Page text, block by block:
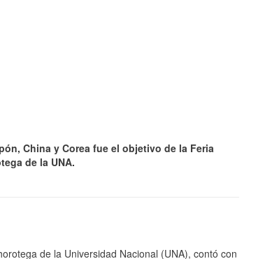
China y Corea fue el objetivo de la Feria
de la UNA.
de la Universidad Nacional (UNA), contó con
a
cuando hubo esfuerzo